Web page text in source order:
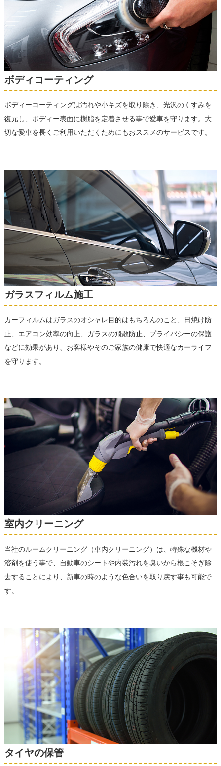
ボディコーティング
ボディーコーティングは汚れや小キズを取り除き、光沢のくすみを
復元し、ボディー表面に樹脂を定着させる事で愛車を守ります。大
切な愛車を長くご利用いただくためにもおススメのサービスです。
ガラスフィルム施工
カーフィルムはガラスのオシャレ目的はもちろんのこと、日焼け防
止、エアコン効率の向上、ガラスの飛散防止、プライバシーの保護
などに効果があり、お客様やそのご家族の健康で快適なカーライフ
を守ります。
室内クリーニング
当社のルームクリーニング（車内クリーニング）は、特殊な機材や
溶剤を使う事で、自動車のシートや内装汚れを臭いから根こそぎ除
去することにより、新車の時のような色合いを取り戻す事も可能で
す。
タイヤの保管